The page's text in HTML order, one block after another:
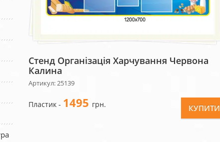
Стенд Організація Харчування Червона
Калина
Артикул: 25139
Пластик - 1495 грн. КУПИТИ